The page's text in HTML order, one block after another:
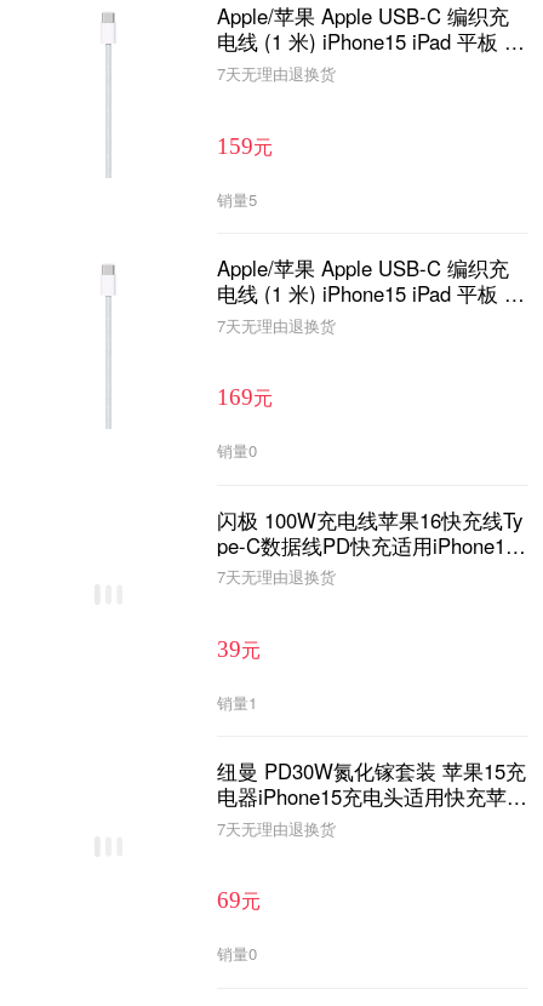
Apple/苹果 Apple USB-C 编织充
电线 (1 米) iPhone15 iPad 平板 数
据线 充电线 快充线
7天无理由退换货
159元
销量5
Apple/苹果 Apple USB-C 编织充
电线 (1 米) iPhone15 iPad 平板 数
据线 充电线 快充线
7天无理由退换货
169元
销量0
闪极 100W充电线苹果16快充线Ty
pe-C数据线PD快充适用iPhone15
华为小米SL100
7天无理由退换货
39元
销量1
纽曼 PD30W氮化镓套装 苹果15充
电器iPhone15充电头适用快充苹果
14/13ProMax12/11/X等手机 PD30
7天无理由退换货
69元
销量0